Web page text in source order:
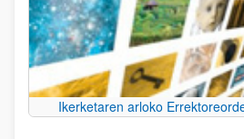
Ikerketaren arloko